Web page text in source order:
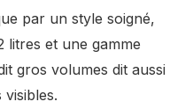
par un style soigné,
litres et une gamme
gros volumes dit aussi